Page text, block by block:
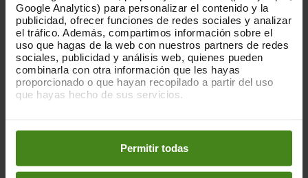
Google Analytics) para personalizar el contenido y la
publicidad, ofrecer funciones de redes sociales y analizar
el tráfico. Además, compartimos información sobre el
uso que hagas de la web con nuestros partners de redes
sociales, publicidad y análisis web, quienes pueden
combinarla con otra información que les hayas
proporcionado o que hayan recopilado a partir del uso
que hayas hecho de sus servicios.
preferencias accediendo a nuestraPolítica de Cookieso
en los botones facilitados a continuación:
Permitir todas